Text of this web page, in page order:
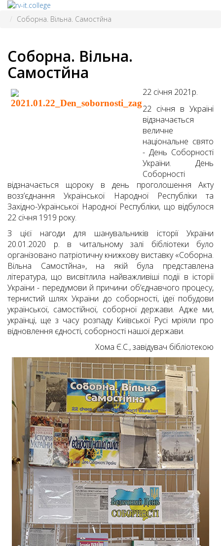
Соборна. Вільна. Самостйна
Соборна. Вільна.
Самостйна
22 січня 2021р.
22 січня в Україні
відзначається
величне
національне свято
- День Соборності
України. День
Соборності
відзначається щороку в день проголошення Акту
возз’єднання Української Народної Республіки та
Західно-Української Народної Республіки, що відбулося
22 січня 1919 року.
З цієї нагоди для шанувальників історії України
20.01.2020 р. в читальному залі бібліотеки було
організовано патріотичну книжкову виставку «Соборна.
Вільна Самостйна», на якій була представлена
література, що висвітлила найважливіші події в історії
України - передумови й причини об’єднавчого процесу,
тернистий шлях України до соборності, ідеї побудови
української, самостійної, соборної держави. Адже ми,
українці, ще з часу розпаду Київської Русі мріяли про
відновлення єдності, соборності нашої держави.
Хома Є.С., завідувач бібліотекою